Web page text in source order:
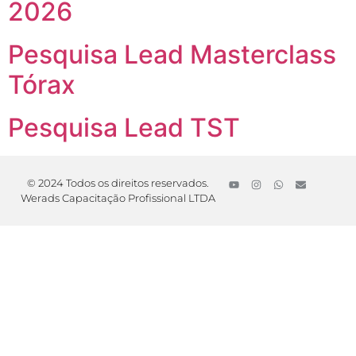
2026
Pesquisa Lead Masterclass
Tórax
Pesquisa Lead TST
© 2024 Todos os direitos reservados.
Werads Capacitação Profissional LTDA